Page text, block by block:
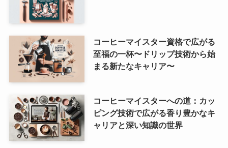
コーヒーマイスター資格で広がる
至福の一杯〜ドリップ技術から始
まる新たなキャリア〜
コーヒーマイスターへの道：カッ
ピング技術で広がる香り豊かなキ
ャリアと深い知識の世界